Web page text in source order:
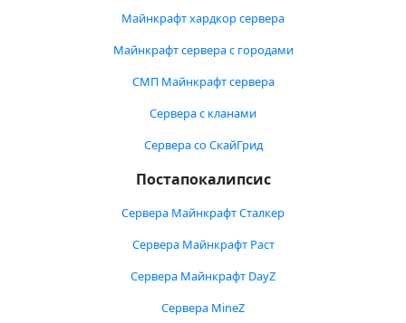
Майнкрафт хардкор сервера
Майнкрафт сервера с городами
СМП Майнкрафт сервера
Сервера с кланами
Сервера со СкайГрид
Постапокалипсис
Сервера Майнкрафт Сталкер
Сервера Майнкрафт Раст
Сервера Майнкрафт DayZ
Сервера MineZ